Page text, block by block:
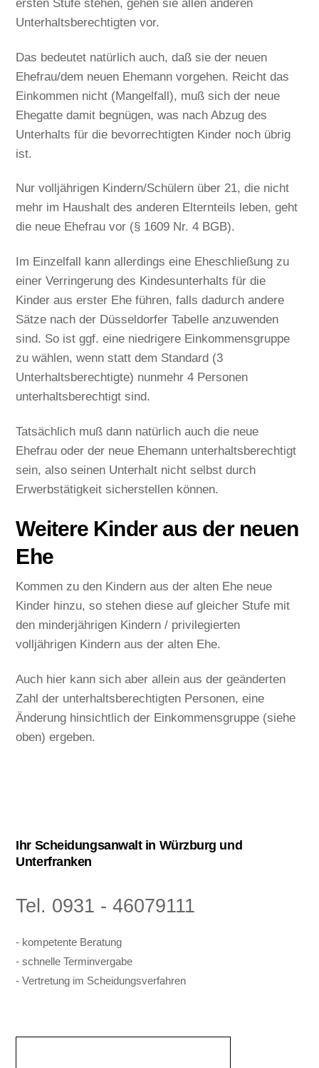
ersten Stufe stehen, gehen sie allen anderen
Unterhaltsberechtigten vor.
Das bedeutet natürlich auch, daß sie der neuen
Ehefrau/dem neuen Ehemann vorgehen. Reicht das
Einkommen nicht (Mangelfall), muß sich der neue
Ehegatte damit begnügen, was nach Abzug des
Unterhalts für die bevorrechtigten Kinder noch übrig
ist.
Nur volljährigen Kindern/Schülern über 21, die nicht
mehr im Haushalt des anderen Elternteils leben, geht
die neue Ehefrau vor (§ 1609 Nr. 4 BGB).
Im Einzelfall kann allerdings eine Eheschließung zu
einer Verringerung des Kindesunterhalts für die
Kinder aus erster Ehe führen, falls dadurch andere
Sätze nach der Düsseldorfer Tabelle anzuwenden
sind. So ist ggf. eine niedrigere Einkommensgruppe
zu wählen, wenn statt dem Standard (3
Unterhaltsberechtigte) nunmehr 4 Personen
unterhaltsberechtigt sind.
Tatsächlich muß dann natürlich auch die neue
Ehefrau oder der neue Ehemann unterhaltsberechtigt
sein, also seinen Unterhalt nicht selbst durch
Erwerbstätigkeit sicherstellen können.
Weitere Kinder aus der neuen
Ehe
Kommen zu den Kindern aus der alten Ehe neue
Kinder hinzu, so stehen diese auf gleicher Stufe mit
den minderjährigen Kindern / privilegierten
volljährigen Kindern aus der alten Ehe.
Auch hier kann sich aber allein aus der geänderten
Zahl der unterhaltsberechtigten Personen, eine
Änderung hinsichtlich der Einkommensgruppe (siehe
oben) ergeben.
Ihr Scheidungsanwalt in Würzburg und
Unterfranken
Tel. 0931 - 46079111
- kompetente Beratung
- schnelle Terminvergabe
- Vertretung im Scheidungsverfahren